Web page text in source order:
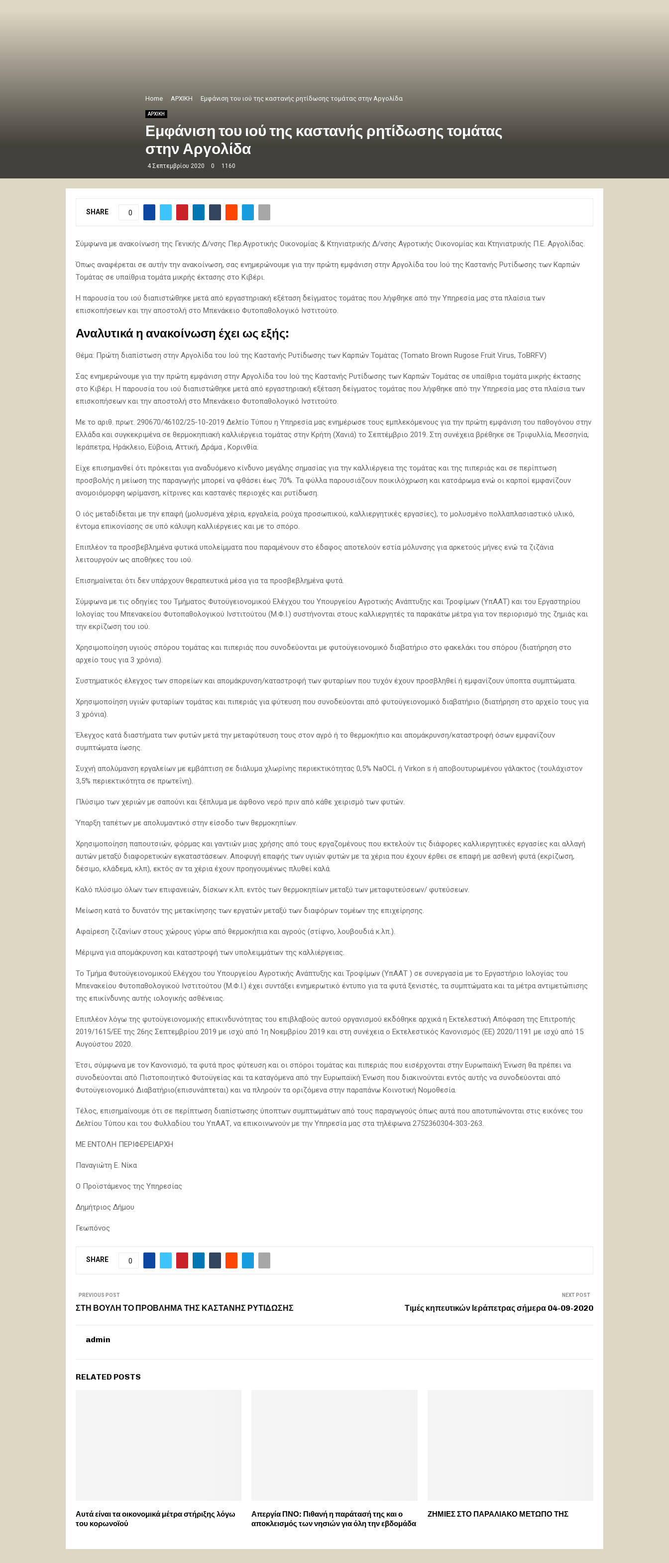
Home ΑΡΧΙΚΗ Εμφάνιση του ιού της καστανής ρητίδωσης τομάτας στην Αργολίδα
ΑΡΧΙΚΗ
Εμφάνιση του ιού της καστανής ρητίδωσης τομάτας
στην Αργολίδα
4 Σεπτεμβρίου 2020 0 1160
SHARE 0
Σύμφωνα με ανακοίνωση της Γενικής Δ/νσης Περ.Αγροτικής Οικονομίας & Κτηνιατρικής Δ/νσης Αγροτικής Οικονομίας και Κτηνιατρικής Π.Ε. Αργολίδας.
Όπως αναφέρεται σε αυτήν την ανακοίνωση, σας ενημερώνουμε για την πρώτη εμφάνιση στην Αργολίδα του Ιού της Καστανής Ρυτίδωσης των Καρπών
Τομάτας σε υπαίθρια τομάτα μικρής έκτασης στο Κιβέρι.
Η παρουσία του ιού διαπιστώθηκε μετά από εργαστηριακή εξέταση δείγματος τομάτας που λήφθηκε από την Υπηρεσία μας στα πλαίσια των
επισκοπήσεων και την αποστολή στο Μπενάκειο Φυτοπαθολογικό Ινστιτούτο.
Αναλυτικά η ανακοίνωση έχει ως εξής:
Θέμα: Πρώτη διαπίστωση στην Αργολίδα του Ιού της Καστανής Ρυτίδωσης των Καρπών Τομάτας (Tomato Brown Rugose Fruit Virus, ToBRFV)
Σας ενημερώνουμε για την πρώτη εμφάνιση στην Αργολίδα του Ιού της Καστανής Ρυτίδωσης των Καρπών Τομάτας σε υπαίθρια τομάτα μικρής έκτασης
στο Κιβέρι. Η παρουσία του ιού διαπιστώθηκε μετά από εργαστηριακή εξέταση δείγματος τομάτας που λήφθηκε από την Υπηρεσία μας στα πλαίσια των
επισκοπήσεων και την αποστολή στο Μπενάκειο Φυτοπαθολογικό Ινστιτούτο.
Με το αριθ. πρωτ. 290670/46102/25-10-2019 Δελτίο Τύπου η Υπηρεσία μας ενημέρωσε τους εμπλεκόμενους για την πρώτη εμφάνιση του παθογόνου στην
Ελλάδα και συγκεκριμένα σε θερμοκηπιακή καλλιέργεια τομάτας στην Κρήτη (Χανιά) το Σεπτέμβριο 2019. Στη συνέχεια βρέθηκε σε Τριφυλλία, Μεσσηνία,
Ιεράπετρα, Ηράκλειο, Εύβοια, Αττική, Δράμα , Κορινθία.
Είχε επισημανθεί ότι πρόκειται για αναδυόμενο κίνδυνο μεγάλης σημασίας για την καλλιέργεια της τομάτας και της πιπεριάς και σε περίπτωση
προσβολής η μείωση της παραγωγής μπορεί να φθάσει έως 70%. Τα φύλλα παρουσιάζουν ποικιλόχρωση και κατσάρωμα ενώ οι καρποί εμφανίζουν
ανομοιόμορφη ωρίμανση, κίτρινες και καστανές περιοχές και ρυτίδωση.
Ο ιός μεταδίδεται με την επαφή (μολυσμένα χέρια, εργαλεία, ρούχα προσωπικού, καλλιεργητικές εργασίες), το μολυσμένο πολλαπλασιαστικό υλικό,
έντομα επικονίασης σε υπό κάλυψη καλλιέργειες και με το σπόρο.
Επιπλέον τα προσβεβλημένα φυτικά υπολείμματα που παραμένουν στο έδαφος αποτελούν εστία μόλυνσης για αρκετούς μήνες ενώ τα ζιζάνια
λειτουργούν ως αποθήκες του ιού.
Επισημαίνεται ότι δεν υπάρχουν θεραπευτικά μέσα για τα προσβεβλημένα φυτά.
Σύμφωνα με τις οδηγίες του Τμήματος Φυτοϋγειονομικού Ελέγχου του Υπουργείου Αγροτικής Ανάπτυξης και Τροφίμων (ΥπΑΑΤ) και του Εργαστηρίου
Ιολογίας του Μπενακείου Φυτοπαθολογικού Ινστιτούτου (Μ.Φ.Ι.) συστήνονται στους καλλιεργητές τα παρακάτω μέτρα για τον περιορισμό της ζημιάς και
την εκρίζωση του ιού.
Χρησιμοποίηση υγιούς σπόρου τομάτας και πιπεριάς που συνοδεύονται με φυτοϋγειονομικό διαβατήριο στο φακελάκι του σπόρου (διατήρηση στο
αρχείο τους για 3 χρόνια).
Συστηματικός έλεγχος των σπορείων και απομάκρυνση/καταστροφή των φυταρίων που τυχόν έχουν προσβληθεί ή εμφανίζουν ύποπτα συμπτώματα.
Χρησιμοποίηση υγιών φυταρίων τομάτας και πιπεριάς για φύτευση που συνοδεύονται από φυτοϋγειονομικό διαβατήριο (διατήρηση στο αρχείο τους για
3 χρόνια).
Έλεγχος κατά διαστήματα των φυτών μετά την μεταφύτευση τους στον αγρό ή το θερμοκήπιο και απομάκρυνση/καταστροφή όσων εμφανίζουν
συμπτώματα ίωσης.
Συχνή απολύμανση εργαλείων με εμβάπτιση σε διάλυμα χλωρίνης περιεκτικότητας 0,5% NaOCL ή Virkon s ή αποβουτυρωμένου γάλακτος (τουλάχιστον
3,5% περιεκτικότητα σε πρωτεΐνη).
Πλύσιμο των χεριών με σαπούνι και ξέπλυμα με άφθονο νερό πριν από κάθε χειρισμό των φυτών.
Ύπαρξη ταπέτων με απολυμαντικό στην είσοδο των θερμοκηπίων.
Χρησιμοποίηση παπουτσιών, φόρμας και γαντιών μιας χρήσης από τους εργαζομένους που εκτελούν τις διάφορες καλλιεργητικές εργασίες και αλλαγή
αυτών μεταξύ διαφορετικών εγκαταστάσεων. Αποφυγή επαφής των υγιών φυτών με τα χέρια που έχουν έρθει σε επαφή με ασθενή φυτά (εκρίζωση,
δέσιμο, κλάδεμα, κλπ), εκτός αν τα χέρια έχουν προηγουμένως πλυθεί καλά.
Καλό πλύσιμο όλων των επιφανειών, δίσκων κ.λπ. εντός των θερμοκηπίων μεταξύ των μεταφυτεύσεων/ φυτεύσεων.
Μείωση κατά το δυνατόν της μετακίνησης των εργατών μεταξύ των διαφόρων τομέων της επιχείρησης.
Αφαίρεση ζιζανίων στους χώρους γύρω από θερμοκήπια και αγρούς (στίφνο, λουβουδιά κ.λπ.).
Μέριμνα για απομάκρυνση και καταστροφή των υπολειμμάτων της καλλιέργειας.
Το Τμήμα Φυτοϋγειονομικού Ελέγχου του Υπουργείου Αγροτικής Ανάπτυξης και Τροφίμων (ΥπΑΑΤ ) σε συνεργασία με το Εργαστήριο Ιολογίας του
Μπενακείου Φυτοπαθολογικού Ινστιτούτου (Μ.Φ.Ι.) έχει συντάξει ενημερωτικό έντυπο για τα φυτά ξενιστές, τα συμπτώματα και τα μέτρα αντιμετώπισης
της επικίνδυνης αυτής ιολογικής ασθένειας.
Επιπλέον λόγω της φυτοϋγειονομικής επικινδυνότητας του επιβλαβούς αυτού οργανισμού εκδόθηκε αρχικά η Εκτελεστική Απόφαση της Επιτροπής
2019/1615/ΕΕ της 26ης Σεπτεμβρίου 2019 με ισχύ από 1η Νοεμβρίου 2019 και στη συνέχεια ο Εκτελεστικός Κανονισμός (ΕΕ) 2020/1191 με ισχύ από 15
Αυγούστου 2020.
Έτσι, σύμφωνα με τον Κανονισμό, τα φυτά προς φύτευση και οι σπόροι τομάτας και πιπεριάς που εισέρχονται στην Ευρωπαϊκή Ένωση θα πρέπει να
συνοδεύονται από Πιστοποιητικό Φυτοϋγείας και τα καταγόμενα από την Ευρωπαϊκή Ένωση που διακινούνται εντός αυτής να συνοδεύονται από
Φυτοϋγειονομικό Διαβατήριο(επισυνάπτεται) και να πληρούν τα οριζόμενα στην παραπάνω Κοινοτική Νομοθεσία.
Τέλος, επισημαίνουμε ότι σε περίπτωση διαπίστωσης ύποπτων συμπτωμάτων από τους παραγωγούς όπως αυτά που αποτυπώνονται στις εικόνες του
Δελτίου Τύπου και του Φυλλαδίου του ΥπΑΑΤ, να επικοινωνούν με την Υπηρεσία μας στα τηλέφωνα 2752360304-303-263.
ΜΕ ΕΝΤΟΛΗ ΠΕΡΙΦΕΡΕΙΑΡΧΗ
Παναγιώτη Ε. Νίκα
Ο Προϊστάμενος της Υπηρεσίας
Δημήτριος Δήμου
Γεωπόνος
SHARE 0
PREVIOUS POST
ΣΤΗ ΒΟΥΛΗ ΤΟ ΠΡΟΒΛΗΜΑ ΤΗΣ ΚΑΣΤΑΝΗΣ ΡΥΤΙΔΩΣΗΣ
NEXT POST
Τιμές κηπευτικών Ιεράπετρας σήμερα 04-09-2020
admin
RELATED POSTS
Αυτά είναι τα οικονομικά μέτρα στήριξης λόγω
του κορωνοϊού
Απεργία ΠΝΟ: Πιθανή η παράτασή της και ο
αποκλεισμός των νησιών για όλη την εβδομάδα
ΖΗΜΙΕΣ ΣΤΟ ΠΑΡΑΛΙΑΚΟ ΜΕΤΩΠΟ ΤΗΣ